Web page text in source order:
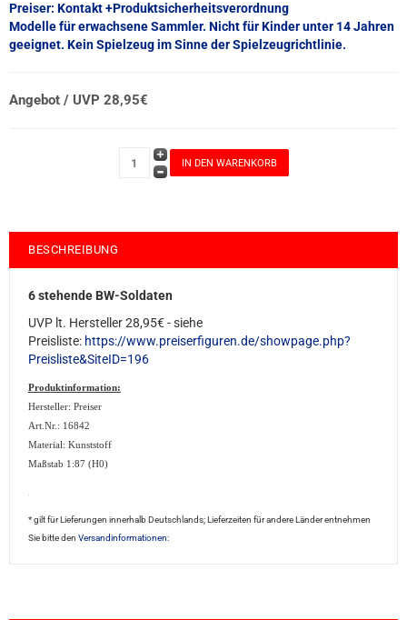
Preiser: Kontakt +Produktsicherheitsverordnung
Modelle für erwachsene Sammler. Nicht für Kinder unter 14 Jahren
geeignet. Kein Spielzeug im Sinne der Spielzeugrichtlinie.
Angebot / UVP 28,95€
BESCHREIBUNG
6 stehende BW-Soldaten
UVP lt. Hersteller 28,95€ - siehe
Preisliste: https://www.preiserfiguren.de/showpage.php?
Preisliste&SiteID=196
Produktinformation:
Hersteller: Preiser
Art.Nr.: 16842
Material: Kunststoff
Maßstab 1:87 (H0)
* gilt für Lieferungen innerhalb Deutschlands; Lieferzeiten für andere Länder entnehmen
Sie bitte den Versandinformationen: